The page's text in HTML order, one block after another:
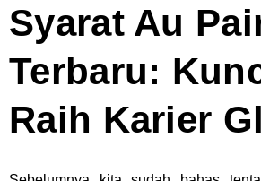
Syarat Au
Terbaru:
Raih Karier